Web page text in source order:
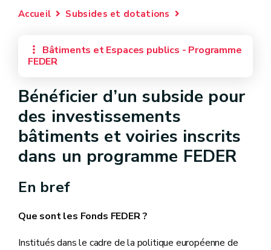
Accueil Subsides et dotations
Bâtiments et Espaces publics - Programme
FEDER
Bénéficier d’un subside pour
des investissements
bâtiments et voiries inscrits
dans un programme FEDER
En bref
Que sont les Fonds FEDER ?
Institués dans le cadre de la politique européenne de